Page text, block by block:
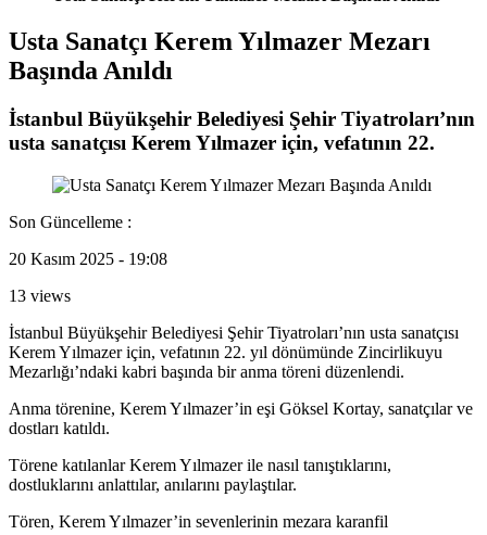
Usta Sanatçı Kerem Yılmazer Mezarı
Başında Anıldı
İstanbul Büyükşehir Belediyesi Şehir Tiyatroları’nın
usta sanatçısı Kerem Yılmazer için, vefatının 22.
Son Güncelleme :
20 Kasım 2025 - 19:08
13 views
İstanbul Büyükşehir Belediyesi Şehir Tiyatroları’nın usta sanatçısı
Kerem Yılmazer için, vefatının 22. yıl dönümünde Zincirlikuyu
Mezarlığı’ndaki kabri başında bir anma töreni düzenlendi.
Anma törenine, Kerem Yılmazer’in eşi Göksel Kortay, sanatçılar ve
dostları katıldı.
Törene katılanlar Kerem Yılmazer ile nasıl tanıştıklarını,
dostluklarını anlattılar, anılarını paylaştılar.
Tören, Kerem Yılmazer’in sevenlerinin mezara karanfil